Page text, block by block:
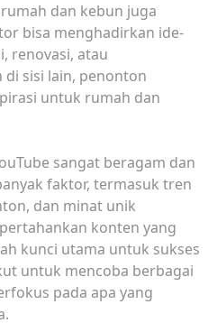
dan kebun juga
bisa menghadirkan ide-
renovasi, atau
di sisi lain, penonton
untuk rumah dan
sangat beragam dan
faktor, termasuk tren
dan minat unik
konten yang
kunci utama untuk sukses
untuk mencoba berbagai
pada apa yang